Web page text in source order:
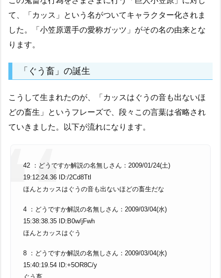
て、「カッス」という名がついてキャラクター化されま
した。「小笠原選手の愛称ガッツ」がその名の由来とな
ります。
「ぐう畜」の誕生
こうして生まれたのが、「カッスはぐうの音も出ないほ
どの畜生」というフレーズで、段々この言葉は省略され
ていきました。以下が流れになります。
42 ：どうですか解説の名無しさん：2009/01/24(土)
19:12:24.36 ID:/2Cd8Ttl
ほんとカッスはぐうの音も出ないほどの畜生だな
4 ：どうですか解説の名無しさん：2009/03/04(水)
15:38:38.35 ID:B0w/jFwh
ほんとカッスはぐう
8 ：どうですか解説の名無しさん：2009/03/04(水)
15:40:19.54 ID:+5OR8C/y